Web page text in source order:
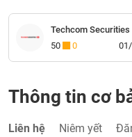
Techcom Securities
50
0
Thông tin cơ
Liên hệ Niêm yết